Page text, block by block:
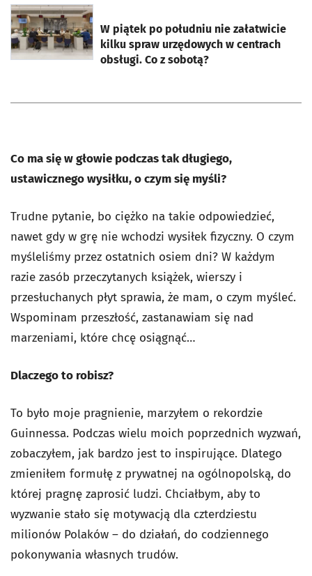
W piątek po południu nie załatwicie
kilku spraw urzędowych w centrach
obsługi. Co z sobotą?
otworzy się w nowej karcie
Co ma się w głowie podczas tak długiego,
ustawicznego wysiłku, o czym się myśli?
Trudne pytanie, bo ciężko na takie odpowiedzieć,
nawet gdy w grę nie wchodzi wysiłek fizyczny. O czym
myśleliśmy przez ostatnich osiem dni? W każdym
razie zasób przeczytanych książek, wierszy i
przesłuchanych płyt sprawia, że mam, o czym myśleć.
Wspominam przeszłość, zastanawiam się nad
marzeniami, które chcę osiągnąć…
Dlaczego to robisz?
To było moje pragnienie, marzyłem o rekordzie
Guinnessa. Podczas wielu moich poprzednich wyzwań,
zobaczyłem, jak bardzo jest to inspirujące. Dlatego
zmieniłem formułę z prywatnej na ogólnopolską, do
której pragnę zaprosić ludzi. Chciałbym, aby to
wyzwanie stało się motywacją dla czterdziestu
milionów Polaków – do działań, do codziennego
pokonywania własnych trudów.